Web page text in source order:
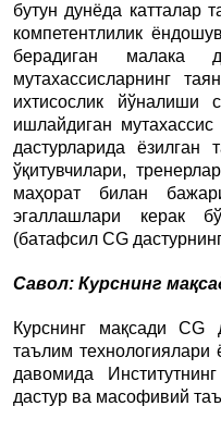
бутун дунёда катталар
компетентлилик
берадиган малака
мутахассисларнинг
ихтисослик йўналиши
ишлайдиган
дастурларида
ўқитувчилари,
маҳорат билан
эгаллашлари керак
(батафсил CG
Савол: Курснинг
Курснинг мақсади CG
таълим
давомида
дастур ва масофивий